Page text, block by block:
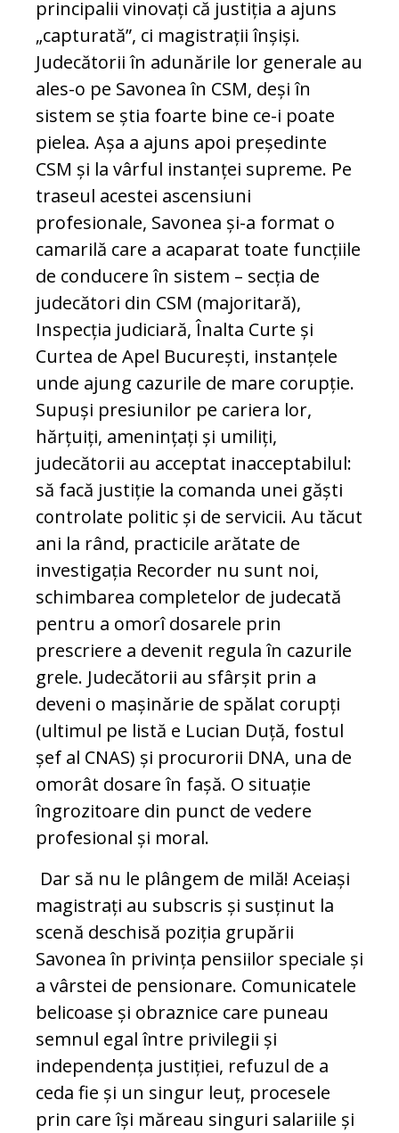
principalii vinovați că justiția a ajuns
„capturată”, ci magistrații înșiși.
Judecătorii în adunările lor generale au
ales-o pe Savonea în CSM, deși în
sistem se știa foarte bine ce-i poate
pielea. Așa a ajuns apoi președinte
CSM și la vârful instanței supreme. Pe
traseul acestei ascensiuni
profesionale, Savonea și-a format o
camarilă care a acaparat toate funcțiile
de conducere în sistem – secția de
judecători din CSM (majoritară),
Inspecția judiciară, Înalta Curte și
Curtea de Apel București, instanțele
unde ajung cazurile de mare corupție.
Supuși presiunilor pe cariera lor,
hărțuiți, amenințați și umiliți,
judecătorii au acceptat inacceptabilul:
să facă justiție la comanda unei găști
controlate politic și de servicii. Au tăcut
ani la rând, practicile arătate de
investigația Recorder nu sunt noi,
schimbarea completelor de judecată
pentru a omorî dosarele prin
prescriere a devenit regula în cazurile
grele. Judecătorii au sfârșit prin a
deveni o mașinărie de spălat corupți
(ultimul pe listă e Lucian Duță, fostul
șef al CNAS) și procurorii DNA, una de
omorât dosare în fașă. O situație
îngrozitoare din punct de vedere
profesional și moral.
Dar să nu le plângem de milă! Aceiași
magistrați au subscris și susținut la
scenă deschisă poziția grupării
Savonea în privința pensiilor speciale și
a vârstei de pensionare. Comunicatele
belicoase și obraznice care puneau
semnul egal între privilegii și
independența justiției, refuzul de a
ceda fie și un singur leuț, procesele
prin care își măreau singuri salariile și